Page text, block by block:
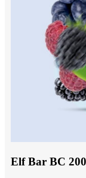
Elf Bar BC